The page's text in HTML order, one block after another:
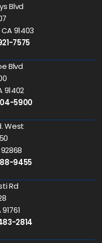
Blvd
91403
7575
Blvd
91402
5900
West
9455
Rd
2814